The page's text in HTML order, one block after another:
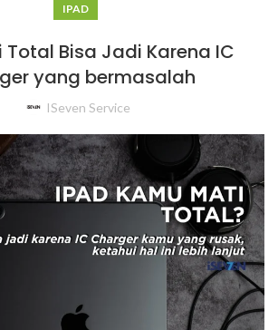
IPAD
Total Bisa Jadi Karena IC
yang bermasalah
ISeven Service